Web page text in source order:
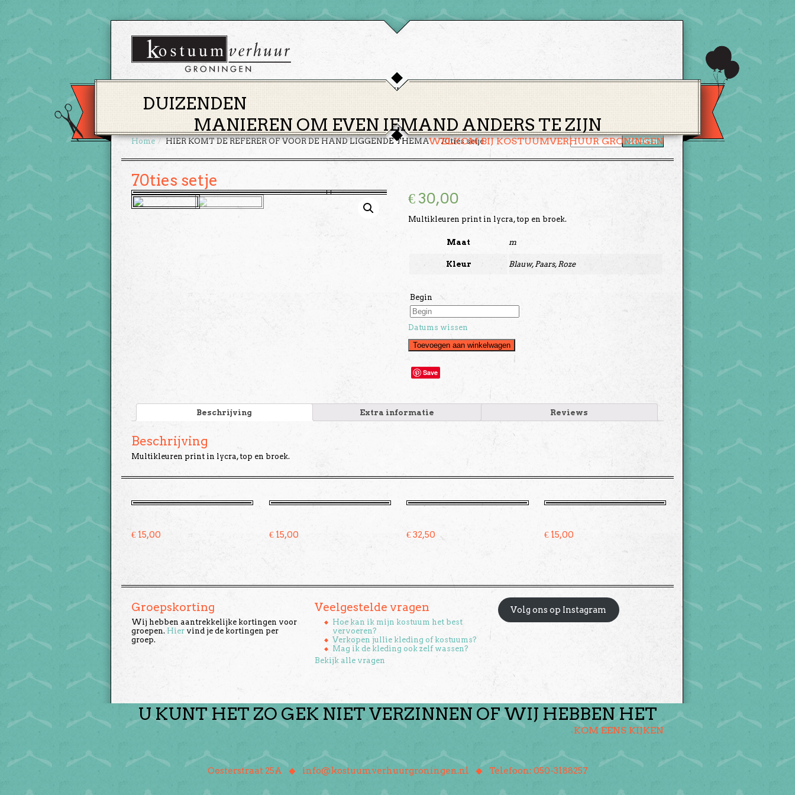
HUREN
DUIZENDEN
MANIEREN OM EVEN IEMAND ANDERS TE ZIJN
WELKOM BIJ KOSTUUMVERHUUR GRONINGEN
Home HIER KOMT DE REFERER OF VOOR DE HAND LIGGENDE THEMA 70ties setje
70ties setje
€ 30,00
Multikleuren print in lycra, top en broek.
Maat m
Kleur Blauw, Paars, Roze
Begin
Datums wissen
Toevoegen aan winkelwagen
Save
Beschrijving Extra informatie Reviews
Beschrijving
Multikleuren print in lycra, top en broek.
€ 15,00 €15,00 €32,50 €15,00
Groepskorting
Wij hebben aantrekkelijke kortingen voor
groepen. Hier vind je de kortingen per
groep.
Veelgestelde vragen
Hoe kan ik mijn kostuum het best
vervoeren?
Verkopen jullie kleding of kostuums?
Mag ik de kleding ook zelf wassen?
Bekijk alle vragen
Volg ons op Instagram
U KUNT HET ZO GEK NIET VERZINNEN OF WIJ HEBBEN HET
KOM EENS KIJKEN
Oosterstraat 25A ♦info@kostuumverhuurgroningen.nl ♦Telefoon: 050-3188257